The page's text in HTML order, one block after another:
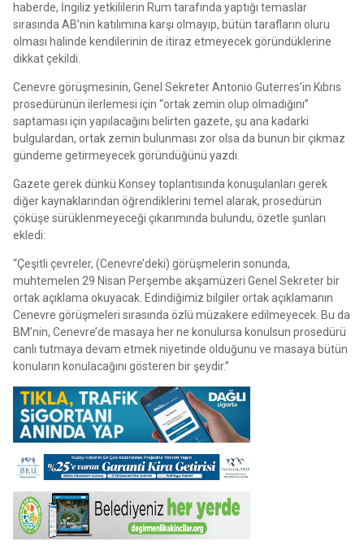
haberde, İngiliz yetkililerin Rum tarafında yaptığı temaslar
sırasında AB’nin katılımına karşı olmayıp, bütün tarafların oluru
olması halinde kendilerinin de itiraz etmeyecek göründüklerine
dikkat çekildi.
Cenevre görüşmesinin, Genel Sekreter Antonio Guterres’in Kıbrıs
prosedürünün ilerlemesi için “ortak zemin olup olmadığını”
saptaması için yapılacağını belirten gazete, şu ana kadarki
bulgulardan, ortak zemin bulunması zor olsa da bunun bir çıkmaz
gündeme getirmeyecek göründüğünü yazdı.
Gazete gerek dünkü Konsey toplantısında konuşulanları gerek
diğer kaynaklarından öğrendiklerini temel alarak, prosedürün
çöküşe sürüklenmeyeceği çıkarımında bulundu, özetle şunları
ekledi:
“Çeşitli çevreler, (Cenevre’deki) görüşmelerin sonunda,
muhtemelen 29 Nisan Perşembe akşamüzeri Genel Sekreter bir
ortak açıklama okuyacak. Edindiğimiz bilgiler ortak açıklamanın
Cenevre görüşmeleri sırasında özlü müzakere edilmeyecek. Bu da
BM’nin, Cenevre’de masaya her ne konulursa konulsun prosedürü
canlı tutmaya devam etmek niyetinde olduğunu ve masaya bütün
konuların konulacağını gösteren bir şeydir.”